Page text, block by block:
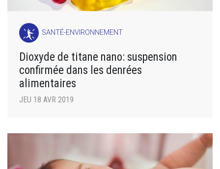
SANTÉ-ENVIRONNEMENT
Dioxyde de titane nano: suspension
confirmée dans les denrées
alimentaires
JEU 18 AVR 2019